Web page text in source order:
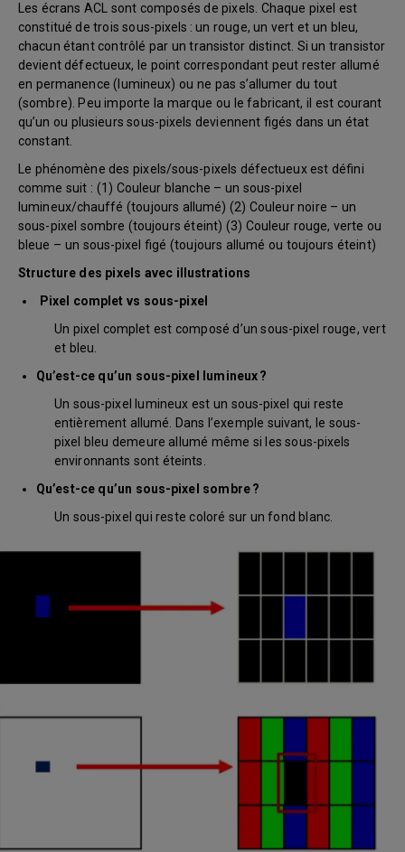
Les écrans ACL sont composés de pixels. Chaque pixel est
constitué de trois sous-pixels : un rouge, un vert et un bleu,
chacun étant contrôlé par un transistor distinct. Si un transistor
devient défectueux, le point correspondant peut rester allumé
en permanence (lumineux) ou ne pas s’allumer du tout
(sombre). Peu importe la marque ou le fabricant, il est courant
qu’un ou plusieurs sous-pixels deviennent figés dans un état
constant.
Le phénomène des pixels/sous-pixels défectueux est défini
comme suit : (1) Couleur blanche – un sous-pixel
lumineux/chauffé (toujours allumé) (2) Couleur noire – un
sous-pixel sombre (toujours éteint) (3) Couleur rouge, verte ou
bleue – un sous-pixel figé (toujours allumé ou toujours éteint)
Structure des pixels avec illustrations
Pixel complet vs sous-pixel
Un pixel complet est composé d’un sous-pixel rouge, vert
et bleu.
Qu’est-ce qu’un sous-pixel lumineux ?
Un sous-pixel lumineux est un sous-pixel qui reste
entièrement allumé. Dans l’exemple suivant, le sous-
pixel bleu demeure allumé même si les sous-pixels
environnants sont éteints.
Qu’est-ce qu’un sous-pixel sombre ?
Un sous-pixel qui reste coloré sur un fond blanc.